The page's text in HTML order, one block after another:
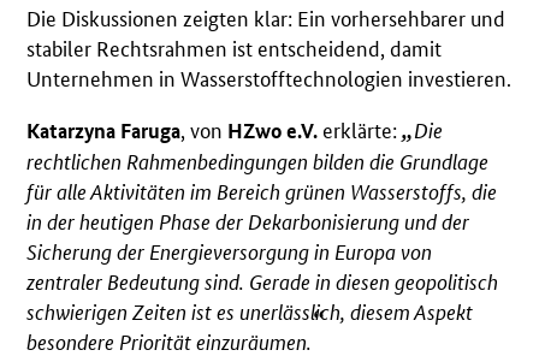
Die Diskussionen zeigten klar: Ein vorhersehbarer und
stabiler Rechtsrahmen ist entscheidend, damit
Unternehmen in Wasserstofftechnologien investieren.
Katarzyna Faruga , von HZwo e.V. erklärte: Die
rechtlichen Rahmenbedingungen bilden die Grundlage
für alle Aktivitäten im Bereich grünen Wasserstoffs, die
in der heutigen Phase der Dekarbonisierung und der
Sicherung der Energieversorgung in Europa von
zentraler Bedeutung sind. Gerade in diesen geopolitisch
schwierigen Zeiten ist es unerlässlich, diesem Aspekt
besondere Priorität einzuräumen.